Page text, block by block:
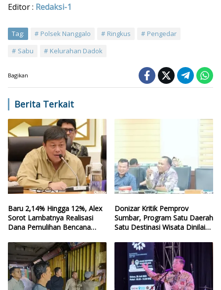
Editor : Redaksi-1
Tag: Polsek Nanggalo Ringkus
Pengedar
Sabu
Kelurahan Dadok
Bagikan
Berita Terkait
Baru 2,14% Hingga 12%, Alex
Sorot Lambatnya Realisasi
Dana Pemulihan Bencana
Donizar Kritik Pemprov
Sumbar, Program Satu Daerah
Satu Destinasi Wisata Dinilai